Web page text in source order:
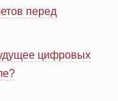
перед
цифровых